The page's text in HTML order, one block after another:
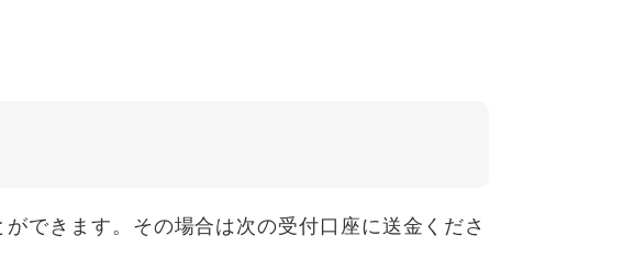
できます。その場合は次の受付口座に送金くださ